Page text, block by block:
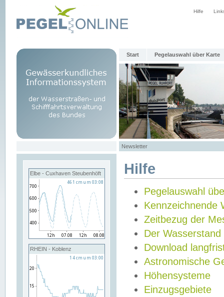
Hilfe
Start Pegelauswahl über Karte
Newsletter
Elbe - Cuxhaven Steubenhöft
RHEIN - Koblenz
Hilfe
Pegelauswahl
Kennzeichnende
Zeitbezug der
Der Wasserstand
Download
Astronomische
Höhensysteme
Einzugsgebiete